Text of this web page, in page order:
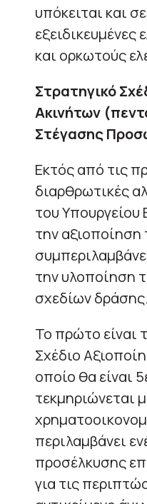
υπόκειται και
εξειδικευμένες
και ορκωτούς
Στρατηγικό
Ακινήτων
Στέγασης
Εκτός από τις
διαρθρωτικές
του Υπουργείου
την
την υλοποίηση
σχεδίων δράσης.
Το πρώτο είναι
Σχέδιο
οποίο θα είναι
τεκμηριώνεται
περιλαμβάνει
προσέλκυσης
για τις